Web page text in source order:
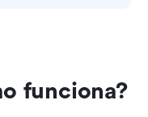
funciona?